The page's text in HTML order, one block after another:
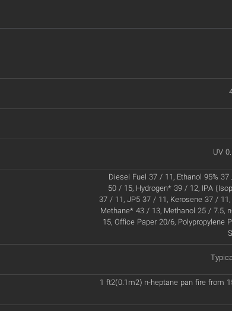
UV
Diesel Fuel 37 / 11, Ethanol 95%
50 / 15, Hydrogen* 39 / 12, IPA
37 / 11, JP5 37 / 11, Kerosene 37 /
Methane* 43 / 13, Methanol 25 / 7.5,
15, Office Paper 20/6, Polypropylene
1 ft2(0.1m2) n-heptane pan fire from